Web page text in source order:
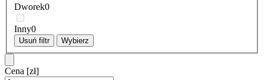
Dworek0
Inny0
Usuń filtr Wybierz
Cena [zł]